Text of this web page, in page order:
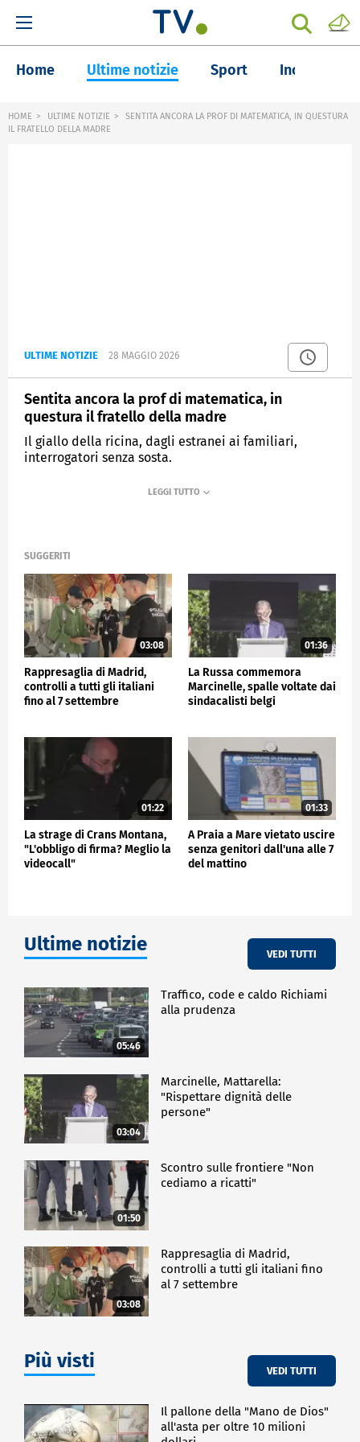
Home Ultime notizie Sport Inchieste
HOME ULTIME NOTIZIE
SENTITA ANCORA LA PROF DI MATEMATICA, IN QUESTURA
IL FRATELLO DELLA MADRE
ULTIME NOTIZIE 28 MAGGIO 2026
Sentita ancora la prof di matematica, in
questura il fratello della madre
Il giallo della ricina, dagli estranei ai familiari,
interrogatori senza sosta.
SUGGERITI
03:08
Rappresaglia di Madrid,
controlli a tutti gli italiani
fino al 7 settembre
01:36
La Russa commemora
Marcinelle, spalle voltate dai
sindacalisti belgi
01:22
La strage di Crans Montana,
"L'obbligo di firma? Meglio la
videocall"
01:33
A Praia a Mare vietato uscire
senza genitori dall'una alle 7
del mattino
Ultime notizie VEDI TUTTI
05:46
Traffico, code e caldo Richiami
alla prudenza
03:04
Marcinelle, Mattarella:
"Rispettare dignità delle
persone"
01:50
Scontro sulle frontiere "Non
cediamo a ricatti"
03:08
Rappresaglia di Madrid,
controlli a tutti gli italiani fino
al 7 settembre
Più visti VEDI TUTTI
Il pallone della "Mano de Dios"
all'asta per oltre 10 milioni